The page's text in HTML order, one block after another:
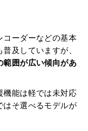
コーダーなどの基本
及していますが、
範囲が広い傾向があ
機能は軽では未対応
はそ選べるモデルが